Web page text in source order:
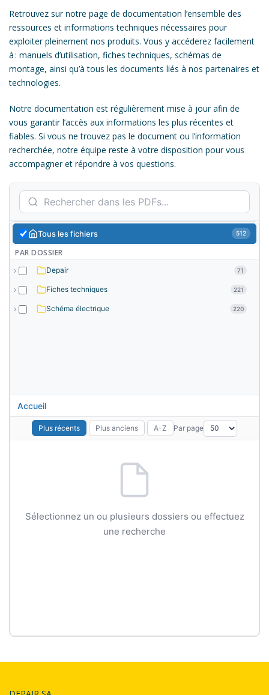
Retrouvez sur notre page de documentation l’ensemble des
ressources et informations techniques nécessaires pour
exploiter pleinement nos produits. Vous y accéderez facilement
à : manuels d’utilisation, fiches techniques, schémas de
montage, ainsi qu’à tous les documents liés à nos partenaires et
technologies.
Notre documentation est régulièrement mise à jour afin de
vous garantir l’accès aux informations les plus récentes et
fiables. Si vous ne trouvez pas le document ou l’information
recherchée, notre équipe reste à votre disposition pour vous
accompagner et répondre à vos questions.
Tous les fichiers 512
PAR DOSSIER
Depair 71
Fiches techniques 221
Schéma électrique 220
Accueil
Plus récents Plus anciens A-Z Par page
Sélectionnez un ou plusieurs dossiers ou effectuez
une recherche